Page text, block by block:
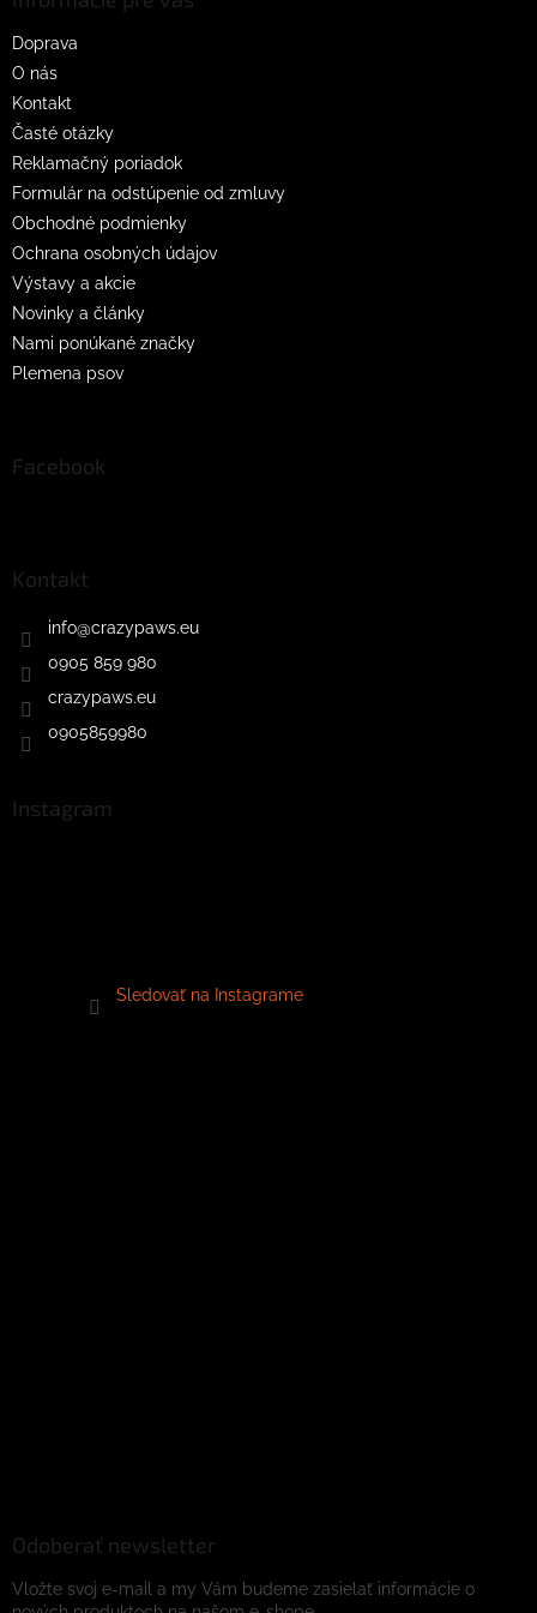
Doprava
O nás
Kontakt
Časté otázky
Reklamačný poriadok
Formulár na odstúpenie od zmluvy
Obchodné podmienky
Ochrana osobných údajov
Výstavy a akcie
Novinky a články
Nami ponúkané značky
Plemena psov
Facebook
Kontakt
info@crazypaws.eu
0905 859 980
crazypaws.eu
0905859980
Instagram
Sledovať na Instagrame
Odoberať newsletter
Vložte svoj e-mail a my Vám budeme zasielať informácie o